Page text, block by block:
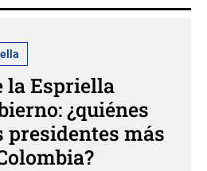
la Espriella
¿quiénes
presidentes más